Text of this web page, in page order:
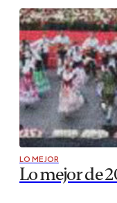
LO MEJOR
Lo mejor de